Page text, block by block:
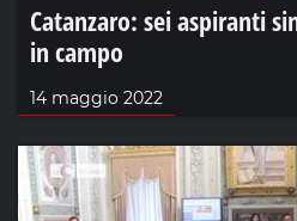
Catanzaro: sei aspiranti
in campo
14 maggio 2022